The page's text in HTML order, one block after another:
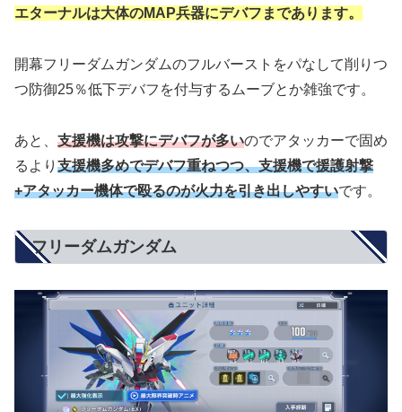
エターナルは大体のMAP兵器にデバフまであります。
開幕フリーダムガンダムのフルバーストをパなして削りつ
つ防御25％低下デバフを付与するムーブとか雑強です。
あと、 支援機は攻撃にデバフが多いのでアタッカーで固め
るより 支援機多めでデバフ重ねつつ、支援機で援護射撃
+アタッカー機体で殴るのが火力を引き出しやすいです。
フリーダムガンダム